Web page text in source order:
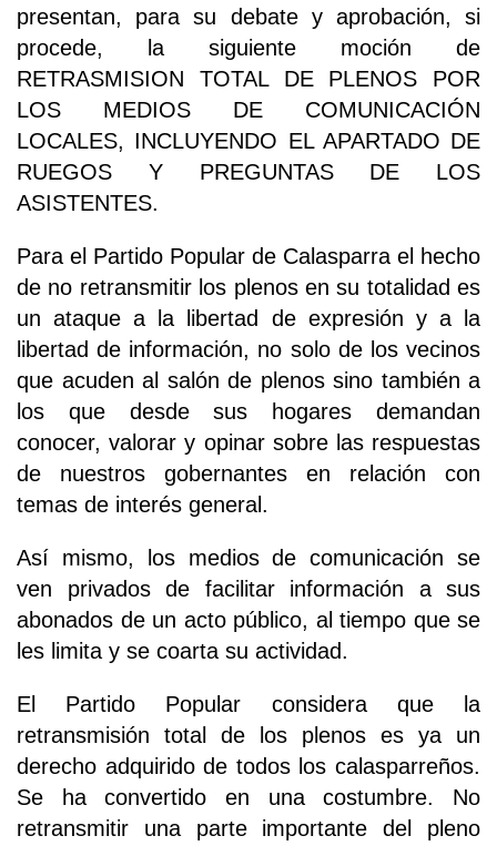
presentan, para su debate y aprobación, si
procede, la siguiente moción de
RETRASMISION TOTAL DE PLENOS POR
LOS MEDIOS DE COMUNICACIÓN
LOCALES, INCLUYENDO EL APARTADO DE
RUEGOS Y PREGUNTAS DE LOS
ASISTENTES.
Para el Partido Popular de Calasparra el hecho
de no retransmitir los plenos en su totalidad es
un ataque a la libertad de expresión y a la
libertad de información, no solo de los vecinos
que acuden al salón de plenos sino también a
los que desde sus hogares demandan
conocer, valorar y opinar sobre las respuestas
de nuestros gobernantes en relación con
temas de interés general.
Así mismo, los medios de comunicación se
ven privados de facilitar información a sus
abonados de un acto público, al tiempo que se
les limita y se coarta su actividad.
El Partido Popular considera que la
retransmisión total de los plenos es ya un
derecho adquirido de todos los calasparreños.
Se ha convertido en una costumbre. No
retransmitir una parte importante del pleno